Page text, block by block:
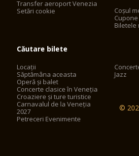
Transfer aeroport Venezia
Setări cookie
Coșul
Biletele
Căutare bilete
Locații
Săptămâna aceasta
Operă și balet
Concerte clasice în Veneția
Croaziere și ture turistice
Carnavalul de la Veneția
2027
Petreceri Evenimente
Jazz
©